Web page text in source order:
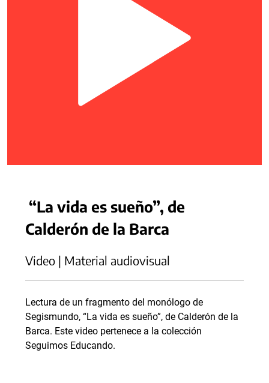
“La vida es sueño”, de
Calderón de la Barca
Video | Material audiovisual
Lectura de un fragmento del monólogo de
Segismundo, “La vida es sueño”, de Calderón de la
Barca. Este video pertenece a la colección
Seguimos Educando.